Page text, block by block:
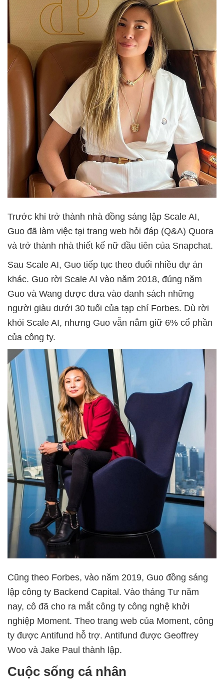
Trước khi trở thành nhà đồng sáng lập Scale AI,
Guo đã làm việc tại trang web hỏi đáp (Q&A) Quora
và trở thành nhà thiết kế nữ đầu tiên của Snapchat.
Sau Scale AI, Guo tiếp tục theo đuổi nhiều dự án
khác. Guo rời Scale AI vào năm 2018, đúng năm
Guo và Wang được đưa vào danh sách những
người giàu dưới 30 tuổi của tạp chí Forbes. Dù rời
khỏi Scale AI, nhưng Guo vẫn nắm giữ 6% cổ phần
của công ty.
Cũng theo Forbes, vào năm 2019, Guo đồng sáng
lập công ty Backend Capital. Vào tháng Tư năm
nay, cô đã cho ra mắt công ty công nghệ khởi
nghiệp Moment. Theo trang web của Moment, công
ty được Antifund hỗ trợ. Antifund được Geoffrey
Woo và Jake Paul thành lập.
Cuộc sống cá nhân